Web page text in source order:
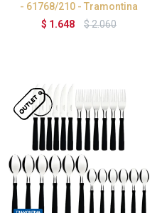
- 61768/210 - Tramontina
$ 1.648 $2.060